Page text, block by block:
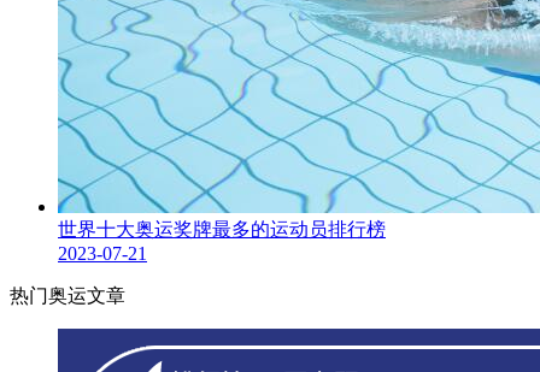
世界十大奥运奖牌最多的运动员排行榜
2023-07-21
热门奥运文章